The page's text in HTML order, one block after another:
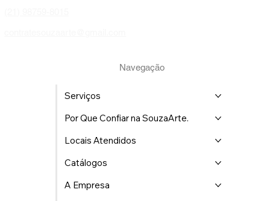
Navegação
Serviços
Por Que Confiar na SouzaArte.
Locais Atendidos
Catálogos
A Empresa